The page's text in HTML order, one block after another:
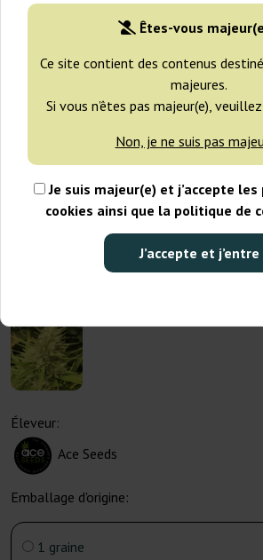
Êtes-vous
Ce site contient des contenus
majeures.
Si vous n’êtes pas majeur(e),
Non, je ne suis pas
Je suis majeur(e) et j’accepte
cookies ainsi que la politique de
J’accepte et j’entre
Éleveur:
Ace Seeds
Emballage d'origine:
1 graine